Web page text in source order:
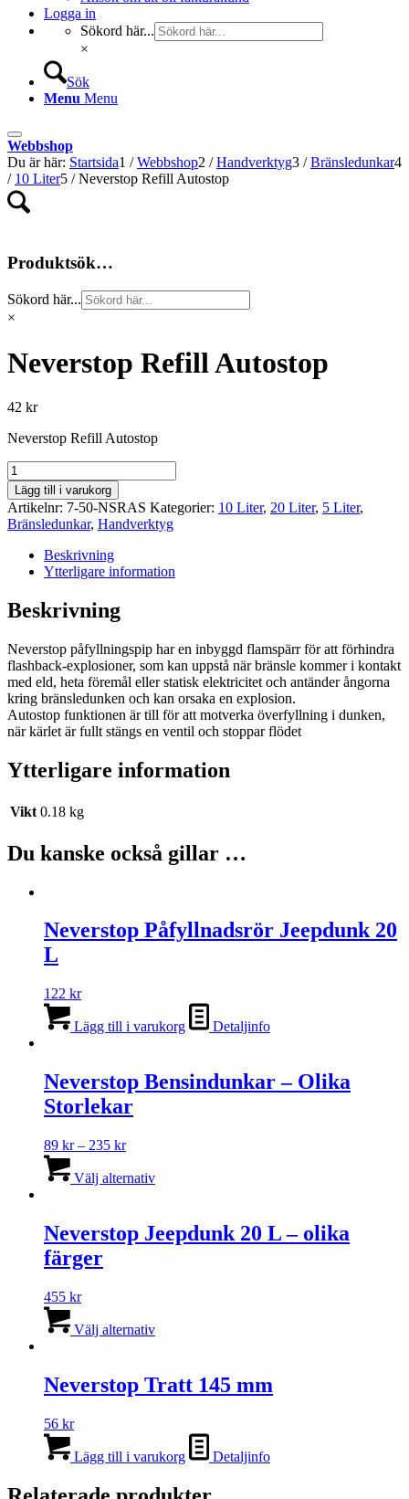
Logga in
Sökord här...
×
Sök
Menu Menu
Webbshop
Du är här: Startsida1 / Webbshop2 / Handverktyg3 / Bränsledunkar4
/ 10 Liter5 / Neverstop Refill Autostop
Produktsök…
Sökord här...
×
Neverstop Refill Autostop
42 kr
Neverstop Refill Autostop
Neverstop
Refill
Autostop
mängd
Lägg till i varukorg
Artikelnr: 7-50-NSRAS Kategorier: 10 Liter, 20 Liter, 5 Liter,
Bränsledunkar, Handverktyg
Beskrivning
Ytterligare information
Beskrivning
Neverstop påfyllningspip har en inbyggd flamspärr för att förhindra
flashback-explosioner, som kan uppstå när bränsle kommer i kontakt
med eld, heta föremål eller statisk elektricitet och antänder ångorna
kring bränsledunken och kan orsaka en explosion.
Autostop funktionen är till för att motverka överfyllning i dunken,
när kärlet är fullt stängs en ventil och stoppar flödet
Ytterligare information
Vikt 0.18 kg
Du kanske också gillar …
Neverstop Påfyllnadsrör Jeepdunk 20
L
122 kr
Lägg till i varukorg Detaljinfo
Neverstop Bensindunkar – Olika
Storlekar
89 kr – 235 krPrisintervall:
till
Välj alternativhär
flera
varianter.
väljas
på
Neverstop Jeepdunk 20 L – olika
färger
455 kr
Välj alternativhär
flera
varianter.
alternativen
kan
på
Neverstop Tratt 145 mm
56 kr
Lägg till i varukorg Detaljinfo